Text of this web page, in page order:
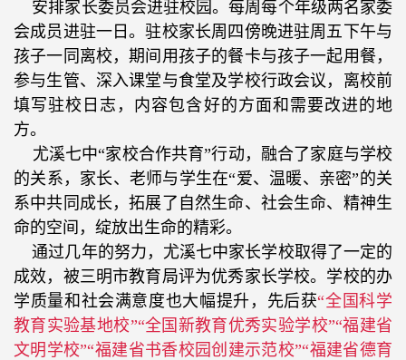
安排家长委员会进驻校园。每周每个年级两名家委
会成员进驻一日。驻校家长周四傍晚进驻周五下午与
孩子一同离校，期间用孩子的餐卡与孩子一起用餐，
参与生管、深入课堂与食堂及学校行政会议，离校前
填写驻校日志，内容包含好的方面和需要改进的地
方。
尤溪七中“家校合作共育”行动，融合了家庭与学校
的关系，家长、老师与学生在“爱、温暖、亲密”的关
系中共同成长，拓展了自然生命、社会生命、精神生
命的空间，绽放出生命的精彩。
通过几年的努力，尤溪七中家长学校取得了一定的
成效，被三明市教育局评为优秀家长学校。学校的办
学质量和社会满意度也大幅提升，先后获“全国科学
教育实验基地校”“全国新教育优秀实验学校”“福建省
文明学校”“福建省书香校园创建示范校”“福建省德育